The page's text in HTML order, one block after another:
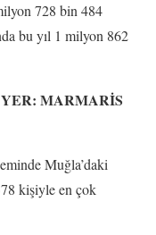
728 bin 484
bu yıl 1 milyon 862
MARMARİS
Muğla’daki
kişiyle en çok